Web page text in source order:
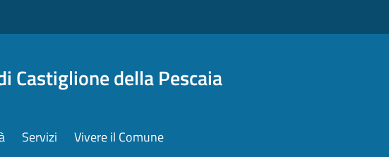
Castiglione della Pescaia
Servizi Vivere il Comune